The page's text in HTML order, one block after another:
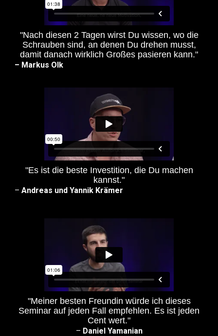
"Nach diesen 2 Tagen wirst Du wissen, wo die
Schrauben sind, an denen Du drehen musst,
damit danach wirklich Großes pasieren kann."
– Markus Olk
"Es ist die beste Investition, die Du machen
kannst."
– Andreas und Yannik Krämer
"Meiner besten Freundin würde ich dieses
Seminar auf jeden Fall empfehlen. Es ist jeden
Cent wert."
– Daniel Yamanian